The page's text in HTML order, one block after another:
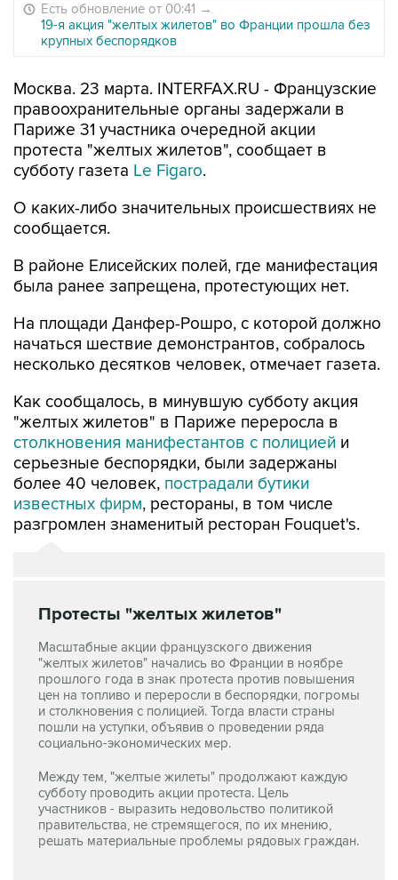
Есть обновление от 00:41 →
19-я акция "желтых жилетов" во Франции прошла без
крупных беспорядков
Москва. 23 марта. INTERFAX.RU - Французские
правоохранительные органы задержали в
Париже 31 участника очередной акции
протеста "желтых жилетов", сообщает в
субботу газета Le Figaro.
О каких-либо значительных происшествиях не
сообщается.
В районе Елисейских полей, где манифестация
была ранее запрещена, протестующих нет.
На площади Данфер-Рошро, с которой должно
начаться шествие демонстрантов, собралось
несколько десятков человек, отмечает газета.
Как сообщалось, в минувшую субботу акция
"желтых жилетов" в Париже переросла в
столкновения манифестантов с полицией и
серьезные беспорядки, были задержаны
более 40 человек, пострадали бутики
известных фирм, рестораны, в том числе
разгромлен знаменитый ресторан Fouquet's.
Протесты "желтых жилетов"
Масштабные акции французского движения
"желтых жилетов" начались во Франции в ноябре
прошлого года в знак протеста против повышения
цен на топливо и переросли в беспорядки, погромы
и столкновения с полицией. Тогда власти страны
пошли на уступки, объявив о проведении ряда
социально-экономических мер.
Между тем, "желтые жилеты" продолжают каждую
субботу проводить акции протеста. Цель
участников - выразить недовольство политикой
правительства, не стремящегося, по их мнению,
решать материальные проблемы рядовых граждан.